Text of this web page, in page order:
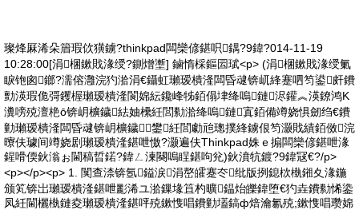
璨烽厤浠朵篃瑕佽獚鐪?thinkpad闆欒偐鍖呮鍝?9鍏?014-11-19
10:28:00[涓棞鏉戝湪绶?鍘熷壍] 鏀惰棌鏂囩珷<p> (涓棞鏉戝湪绶氭
睙铇囪鎯?濡傛灉浣犳湁涓€鑷虹瓎瑷樻湰闆昏叇锛屼綘蹇呬笉鍙皯鐨
勯渶瑕佹彁钁楃瓎瑷樻湰閬婂紜鑱峰牬銆傝垏绛嗚鏈浕鑵︽渶鐐鸿Κ
瀵嗙殑澶栬ō锛岄櫎鐬紶妯欙紝閭勬湁绛嗚鏈寘銆備竴娆惧劒绉€鐨
勭瓎瑷樻湰闆昏叇锛岄櫎鐬鐢紝閭勮兘璁撲綘鐪佷笉灏戝績銆傚浣
曢伕璩间竴娆剧瓎瑷樻湰鍖呭憿?灏遍伕Thinkpad姝ｅ搧闆欒偐鍖呭湪
鍟嗗偄鈥滃ぉ閫稿晢鍩?鍏ㄥ湅闋嗚睈鍖呴兊)鈥濆牨鍍?9鍏冦€?/p>
<p></p><p> 1. 闃查渿锛氬鎰涙涓嶅皬蹇冭纰版挒鎴栨槸鎺夊湪鍦
颁笂锛岀瓎瑷樻湰鍖呭彲浠ユ湁鏁堟笡杓曠鎾炲皪鍏堕€犳垚鐨勬悕鍌
凤紝閫欐槸鏈夌瓎瑷樻湰鍖呯殑鏉愯唱鐨勭壒鎬ф焙瀹氱殑;鏉愯唱瓒婂